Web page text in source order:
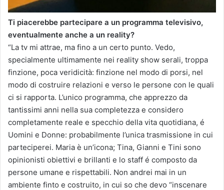
Ti piacerebbe partecipare a un programma televisivo,
eventualmente anche a un reality?
“La tv mi attrae, ma fino a un certo punto. Vedo,
specialmente ultimamente nei reality show serali, troppa
finzione, poca veridicità: finzione nel modo di porsi, nel
modo di costruire relazioni e verso le persone con le quali
ci si rapporta. L’unico programma, che apprezzo da
tantissimi anni nella sua completezza e considero
completamente reale e specchio della vita quotidiana, é
Uomini e Donne: probabilmente l’unica trasmissione in cui
parteciperei. Maria è un’icona; Tina, Gianni e Tini sono
opinionisti obiettivi e brillanti e lo staff é composto da
persone umane e rispettabili. Non andrei mai in un
ambiente finto e costruito, in cui so che devo “inscenare